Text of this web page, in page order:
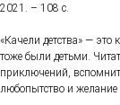
2021. – 108 с.
«Качели детства» — это
тоже были детьми.
приключений,
любопытство и